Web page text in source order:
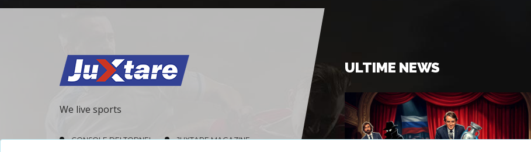
We live sports
CONSOLE DEI TORNEI
JUXTARE MAGAZINE
ULTIME NEWS